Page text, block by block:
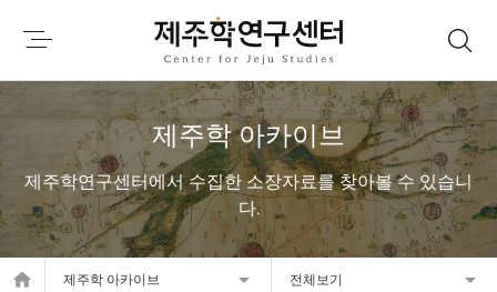
제주학 아카이브
제주학연구센터에서 수집한 소장자료를 찾아볼 수 있습니
다.
home 제주학 아카이브 전체보기